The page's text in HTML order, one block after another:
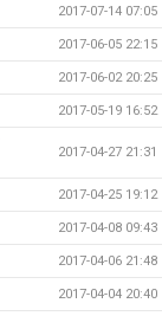
2017-07-14 07:05
2017-06-05 22:15
2017-06-02 20:25
2017-05-19 16:52
2017-04-27 21:31
2017-04-25 19:12
2017-04-08 09:43
2017-04-06 21:48
2017-04-04 20:40